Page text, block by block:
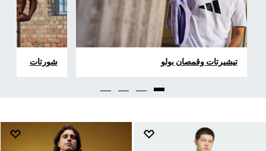
تيشيرتات وقمصان بولو شورتات